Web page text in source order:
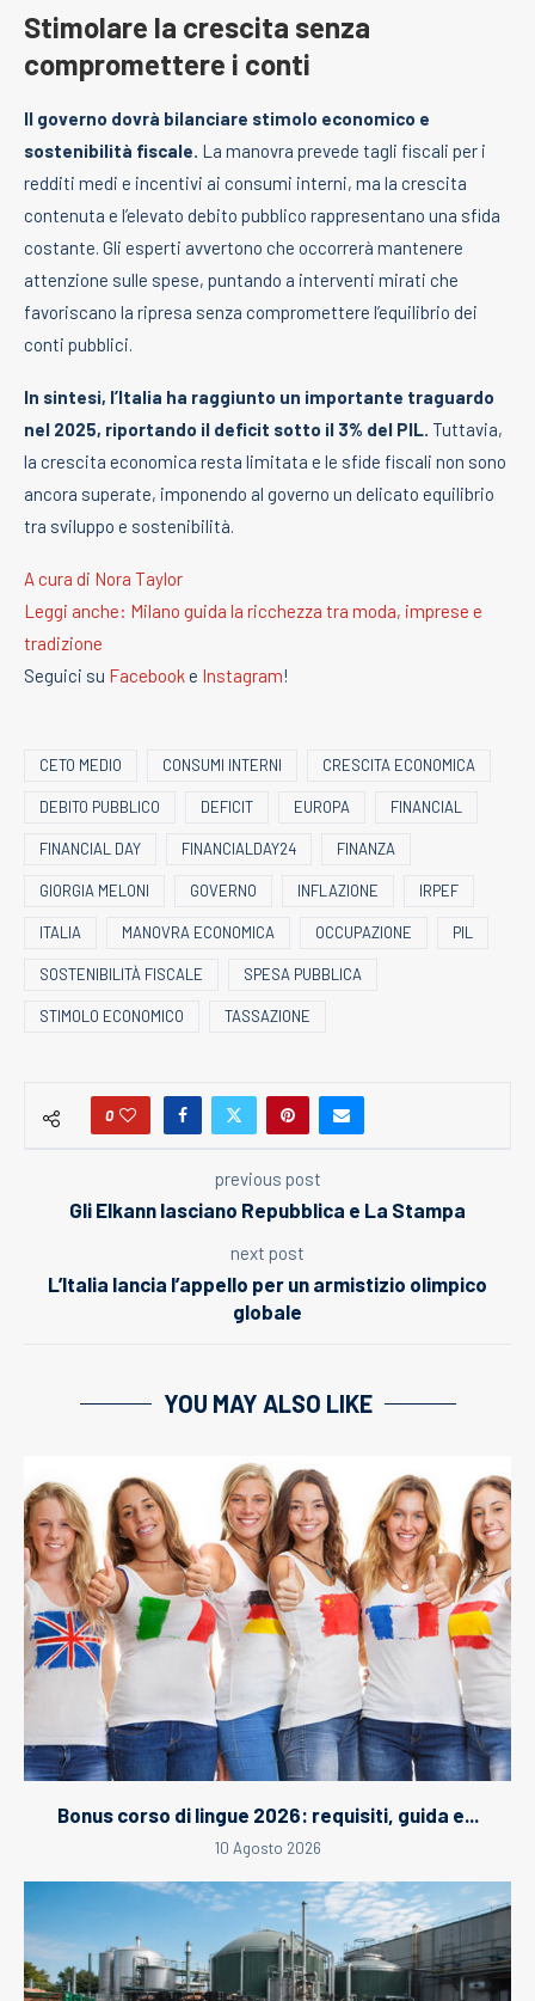
Stimolare la crescita senza
compromettere i conti
Il governo dovrà bilanciare stimolo economico e
sostenibilità fiscale. La manovra prevede tagli fiscali per i
redditi medi e incentivi ai consumi interni, ma la crescita
contenuta e l’elevato debito pubblico rappresentano una sfida
costante. Gli esperti avvertono che occorrerà mantenere
attenzione sulle spese, puntando a interventi mirati che
favoriscano la ripresa senza compromettere l’equilibrio dei
conti pubblici.
In sintesi, l’Italia ha raggiunto un importante traguardo
nel 2025, riportando il deficit sotto il 3% del PIL. Tuttavia,
la crescita economica resta limitata e le sfide fiscali non sono
ancora superate, imponendo al governo un delicato equilibrio
tra sviluppo e sostenibilità.
A cura di Nora Taylor
Leggi anche: Milano guida la ricchezza tra moda, imprese e
tradizione
Seguici su Facebooke Instagram!
CETO MEDIO CONSUMI INTERNI CRESCITA ECONOMICA
DEBITO PUBBLICO DEFICIT EUROPA FINANCIAL
FINANCIAL DAY FINANCIALDAY24 FINANZA
GIORGIA MELONI GOVERNO INFLAZIONE IRPEF
ITALIA MANOVRA ECONOMICA OCCUPAZIONE PIL
SOSTENIBILITÀ FISCALE SPESA PUBBLICA
STIMOLO ECONOMICO TASSAZIONE
0
previous post
Gli Elkann lasciano Repubblica e La Stampa
next post
L’Italia lancia l’appello per un armistizio olimpico
globale
YOU MAY ALSO LIKE
Bonus corso di lingue 2026: requisiti, guida e...
10 Agosto 2026